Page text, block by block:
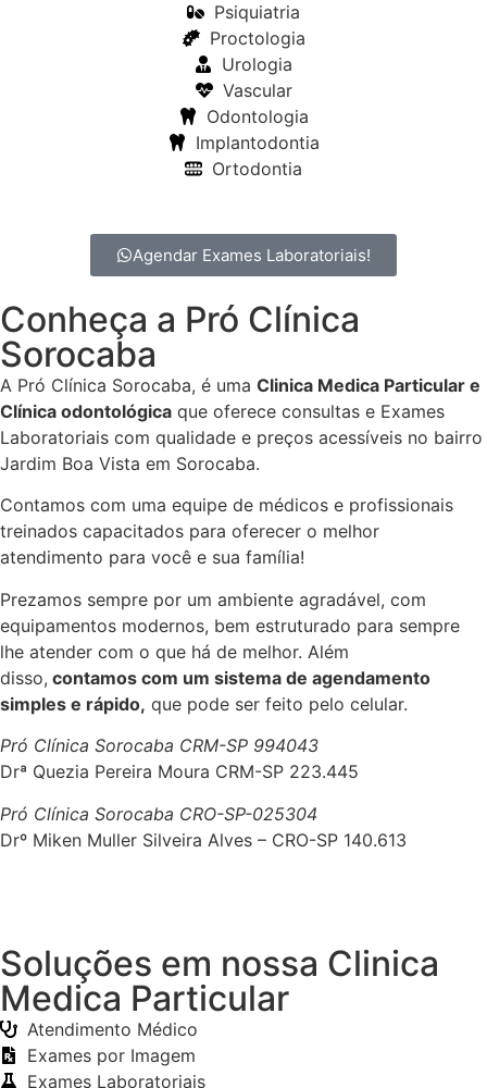
Psiquiatria
Proctologia
Urologia
Vascular
Odontologia
Implantodontia
Ortodontia
Agendar Exames Laboratoriais!
Conheça a Pró Clínica
Sorocaba
A Pró Clínica Sorocaba, é uma Clinica Medica Particular e
Clínica odontológica que oferece consultas e Exames
Laboratoriais com qualidade e preços acessíveis no bairro
Jardim Boa Vista em Sorocaba.
Contamos com uma equipe de médicos e profissionais
treinados capacitados para oferecer o melhor
atendimento para você e sua família!
Prezamos sempre por um ambiente agradável, com
equipamentos modernos, bem estruturado para sempre
lhe atender com o que há de melhor. Além
disso, contamos com um sistema de agendamento
simples e rápido, que pode ser feito pelo celular.
Pró Clínica Sorocaba CRM-SP 994043
Drª Quezia Pereira Moura CRM-SP 223.445
Pró Clínica Sorocaba CRO-SP-025304
Drº Miken Muller Silveira Alves – CRO-SP 140.613
Soluções em nossa Clinica
Medica Particular
Atendimento Médico
Exames por Imagem
Exames Laboratoriais